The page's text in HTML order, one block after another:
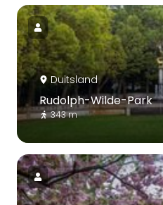
Duitsland
Rudolph-Wilde-Park
343 m